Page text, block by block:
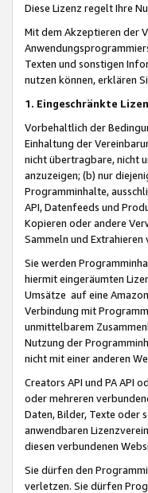
Diese Lizenz regelt Ihre
Mit dem Akzeptieren der
Texten und sonstigen
nutzen können, erklären
1. Eingeschränkte
Vorbehaltlich der
Einhaltung der
nicht übertragbare, nicht
anzuzeigen; (b) nur
Programminhalte,
API, Datenfeeds und
Kopieren oder andere
Sammeln und
Sie werden
hiermit eingeräumten
Umsätze auf eine
Verbindung mit
unmittelbarem
Nutzung der
nicht mit einer anderen
Creators API und PA API
oder mehreren
Daten, Bilder, Texte oder
anwendbaren
diesen verbundenen
Sie dürfen den
verletzen. Sie dürfen